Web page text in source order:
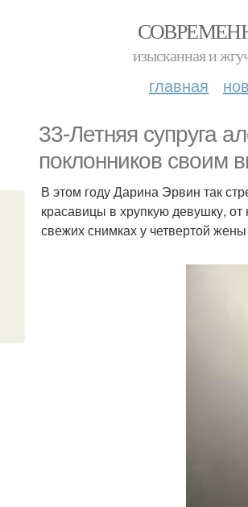
изысканная и
главная
33-Летняя супруга
поклонников своим
В этом году Дарина Эрвин так
красавицы в хрупкую девушку, от
свежих снимках у четвертой